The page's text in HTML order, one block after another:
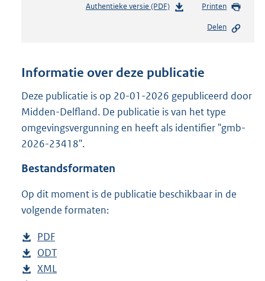
Authentieke versie (PDF)b
n
s
r
o
:
Printen
Delen
Informatie over deze publicatie
Deze publicatie is op 20-01-2026 gepubliceerd door
Midden-Delfland. De publicatie is van het type
omgevingsvergunning en heeft als identifier "gmb-
2026-23418".
Bestandsformaten
Op dit moment is de publicatie beschikbaar in de
volgende formaten:
D
o
w
PDF
e
s
D
o
ODT
D
XML